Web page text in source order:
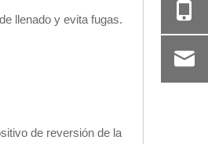
llenado y evita fugas.
de reversión de la